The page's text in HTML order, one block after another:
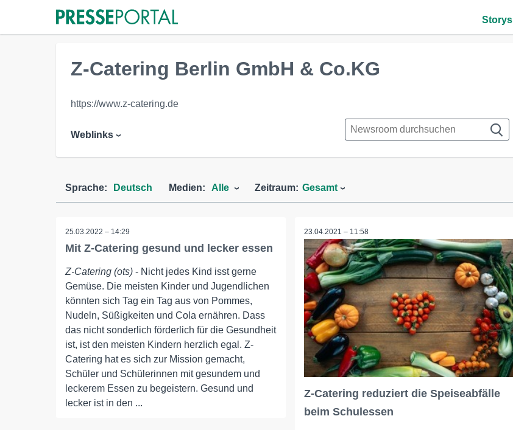
Storys
Z-Catering Berlin GmbH & Co.KG
https://www.z-catering.de
Weblinks
Sprache: Deutsch Medien: Alle Zeitraum: Gesamt
25.03.2022 – 14:29
Mit Z-Catering gesund und lecker essen
Z-Catering (ots) - Nicht jedes Kind isst gerne
Gemüse. Die meisten Kinder und Jugendlichen
könnten sich Tag ein Tag aus von Pommes,
Nudeln, Süßigkeiten und Cola ernähren. Dass
das nicht sonderlich förderlich für die Gesundheit
ist, ist den meisten Kindern herzlich egal. Z-
Catering hat es sich zur Mission gemacht,
Schüler und Schülerinnen mit gesundem und
leckerem Essen zu begeistern. Gesund und
lecker ist in den ...
23.04.2021 – 11:58
Z-Catering reduziert die Speiseabfälle
beim Schulessen